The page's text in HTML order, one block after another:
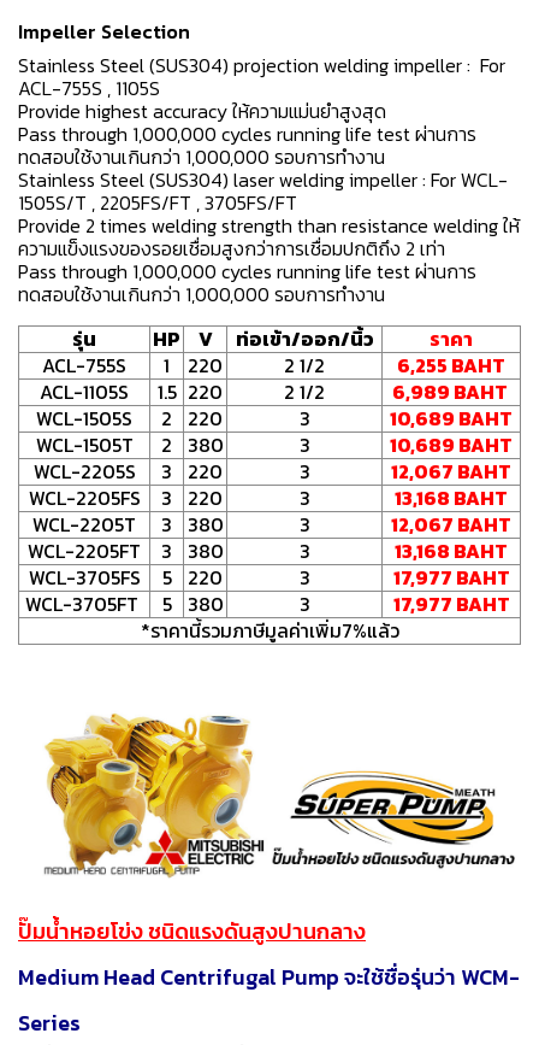
Impeller Selection
Stainless Steel (SUS304) projection welding impeller : For
ACL-755S , 1105S
Provide highest accuracy ให้ความแม่นยำสูงสุด
Pass through 1,000,000 cycles running life test ผ่านการ
ทดสอบใช้งานเกินกว่า 1,000,000 รอบการทำงาน
Stainless Steel (SUS304) laser welding impeller : For WCL-
1505S/T , 2205FS/FT , 3705FS/FT
Provide 2 times welding strength than resistance welding ให้
ความแข็งแรงของรอยเชื่อมสูงกว่าการเชื่อมปกติถึง 2 เท่า
Pass through 1,000,000 cycles running life test ผ่านการ
ทดสอบใช้งานเกินกว่า 1,000,000 รอบการทำงาน
รุ่น
HP V ท่อเข้า/ออก/นิ้ว
ราคา
ACL-755S
1 220 2 1/2
6,255 BAHT
ACL-1105S
1.5 220 2 1/2
6,989 BAHT
WCL-1505S
2 220 3
10,689 BAHT
WCL-1505T
2 380 3
10,689 BAHT
WCL-2205S
3 220 3
12,067 BAHT
WCL-2205FS
3 220 3
13,168 BAHT
WCL-2205T
3 380 3
12,067 BAHT
WCL-2205FT
3 380 3
13,168 BAHT
WCL-3705FS
5 220 3
17,977 BAHT
WCL-3705FT
5 380 3
17,977 BAHT
*ราคานี้รวมภาษีมูลค่าเพิ่ม7%แล้ว
ปั๊มน้ำหอยโข่ง ชนิดแรงดันสูงปานกลาง
Medium Head Centrifugal Pump จะใช้ชื่อรุ่นว่า WCM-
Series